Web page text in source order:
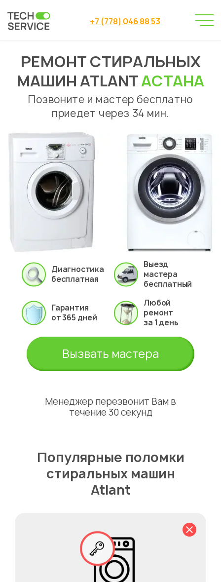
+7 (778) 046 88 53
Сервисный центр
→
Сервисный центр Астана
→
Ремонт стиральных машин
→
Ремонт стиральных машин Atlant
РЕМОНТ СТИРАЛЬНЫХ
МАШИН ATLANTАСТАНА
Позвоните и мастер бесплатно
приедет через 34 мин.
Диагностика
бесплатная
Выезд
мастера
бесплатный
Гарантия
от 365 дней
Любой
ремонт
за 1 день
Вызвать мастера
Менеджер перезвонит Вам в
течение 30 секунд
Популярные поломки
стиральных машин
Atlant